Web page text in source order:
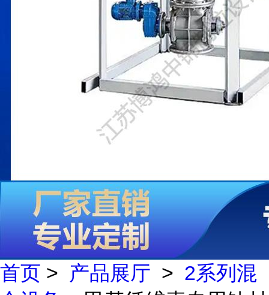
首页 > 产品展厅 > 2系列混